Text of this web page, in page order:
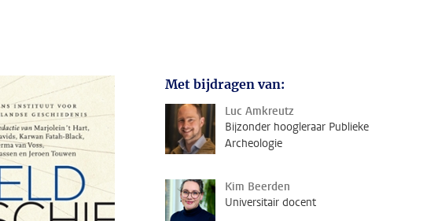
Met bijdragen van:
Luc Amkreutz
Bijzonder hoogleraar Publieke
Archeologie
Kim Beerden
Universitair docent